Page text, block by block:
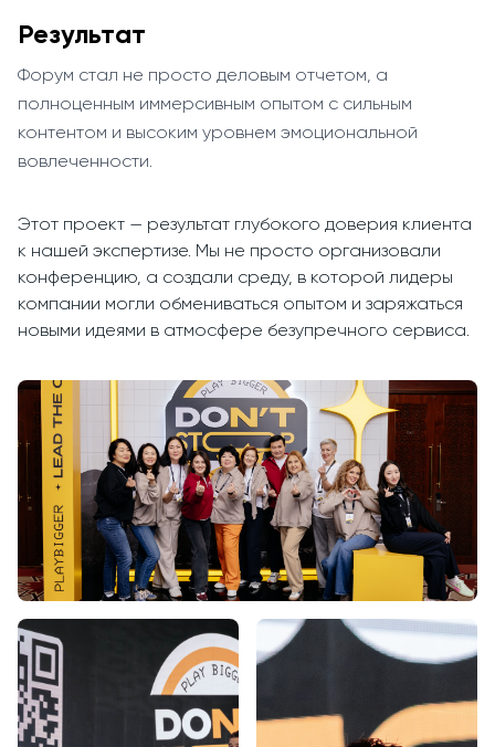
Результат
Форум стал не просто деловым отчетом, а
полноценным иммерсивным опытом с сильным
контентом и высоким уровнем эмоциональной
вовлеченности.
Этот проект — результат глубокого доверия клиента
к нашей экспертизе. Мы не просто организовали
конференцию, а создали среду, в которой лидеры
компании могли обмениваться опытом и заряжаться
новыми идеями в атмосфере безупречного сервиса.